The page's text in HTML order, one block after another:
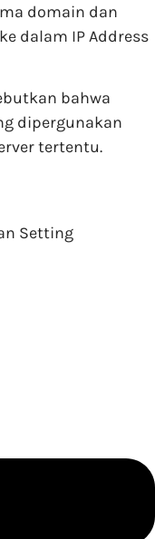
domain dan
dalam IP Address
bahwa
dipergunakan
tertentu.
Setting